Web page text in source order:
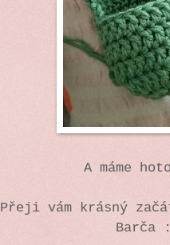
A máme
Přeji vám krásný
Barča